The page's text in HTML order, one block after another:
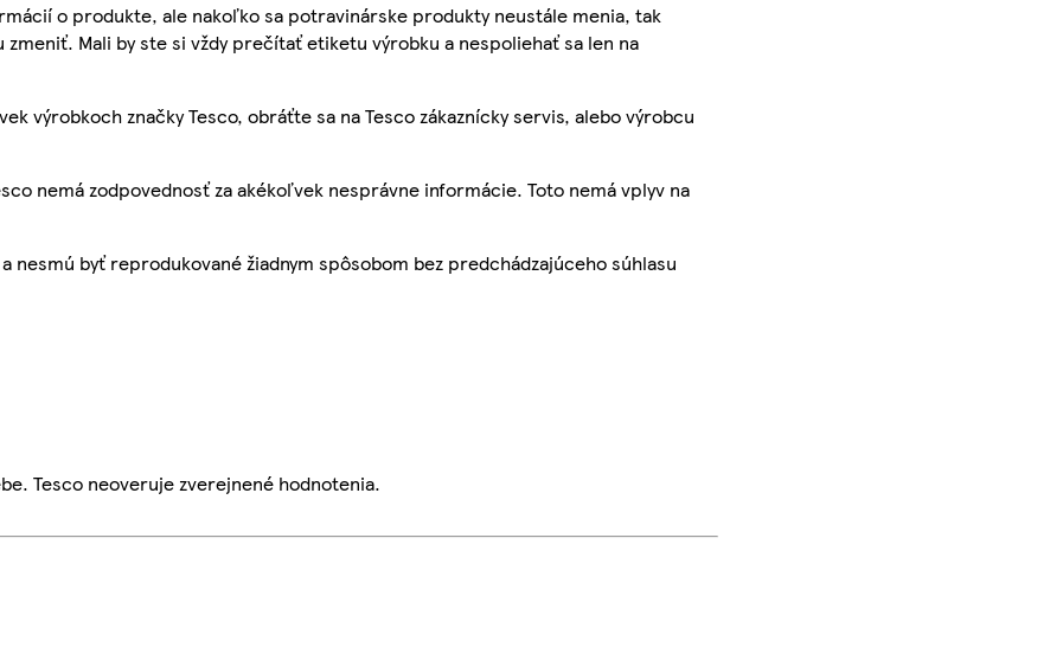
o produkte, ale nakoľko sa potravinárske produkty neustále menia, tak
zmeniť. Mali by ste si vždy prečítať etiketu výrobku a nespoliehať sa len na
výrobkoch značky Tesco, obráťte sa na Tesco zákaznícky servis, alebo výrobcu
nemá zodpovednosť za akékoľvek nesprávne informácie. Toto nemá vplyv na
byť reprodukované žiadnym spôsobom bez predchádzajúceho súhlasu
Tesco neoveruje zverejnené hodnotenia.